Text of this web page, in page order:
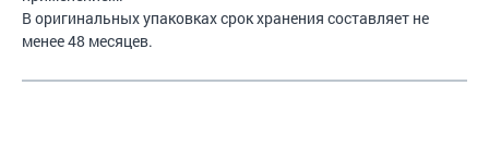
В оригинальных упаковках срок хранения составляет не
менее 48 месяцев.